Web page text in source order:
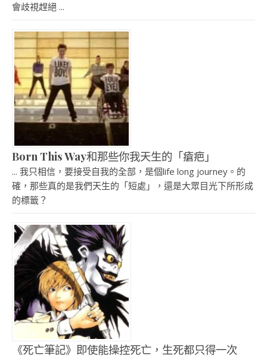
會歧視趕絕 ...
Born This Way和那些你我天生的「瘡疤」
... 我只相信，要接受自我的全部，是個life long journey。的
確，那些真的是我們天生的「短處」，還是大眾目光下所形成
的標籤？
《死亡筆記》即使能操控死亡，生死都只得一次